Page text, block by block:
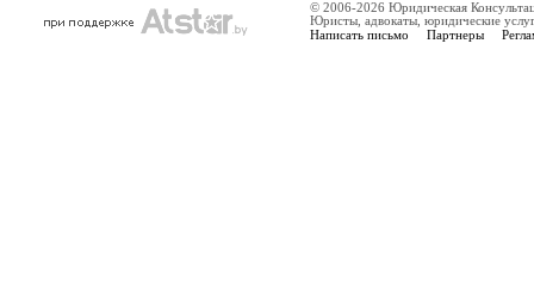
© 2006-2026 Юридическая
Юристы, адвокаты, юридические
Написать письмо Партнеры